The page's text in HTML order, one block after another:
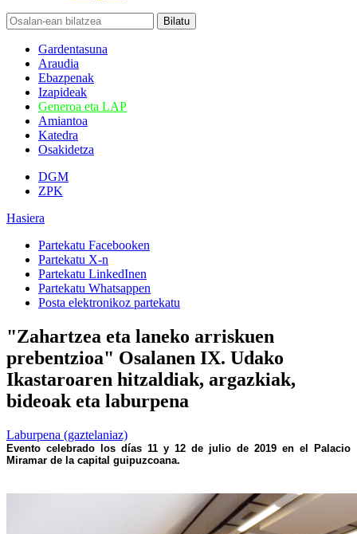
Gardentasuna
Araudia
Ebazpenak
Izapideak
Generoa eta LAP
Amiantoa
Katedra
Osakidetza
DGM
ZPK
Hasiera
Partekatu Facebooken
Partekatu X-n
Partekatu LinkedInen
Partekatu Whatsappen
Posta elektronikoz partekatu
"Zahartzea eta laneko arriskuen
prebentzioa" Osalanen IX. Udako
Ikastaroaren hitzaldiak, argazkiak,
bideoak eta laburpena
Laburpena (gaztelaniaz)
Evento celebrado los días 11 y 12 de jul io de 2019 en el Palacio
Miramar de la capital guipuzcoana.